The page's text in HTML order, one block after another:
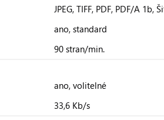
JPEG, TIFF, PDF, PDF/A 1b,
ano, standard
90 stran/min.
ano, volitelné
33,6 Kb/s